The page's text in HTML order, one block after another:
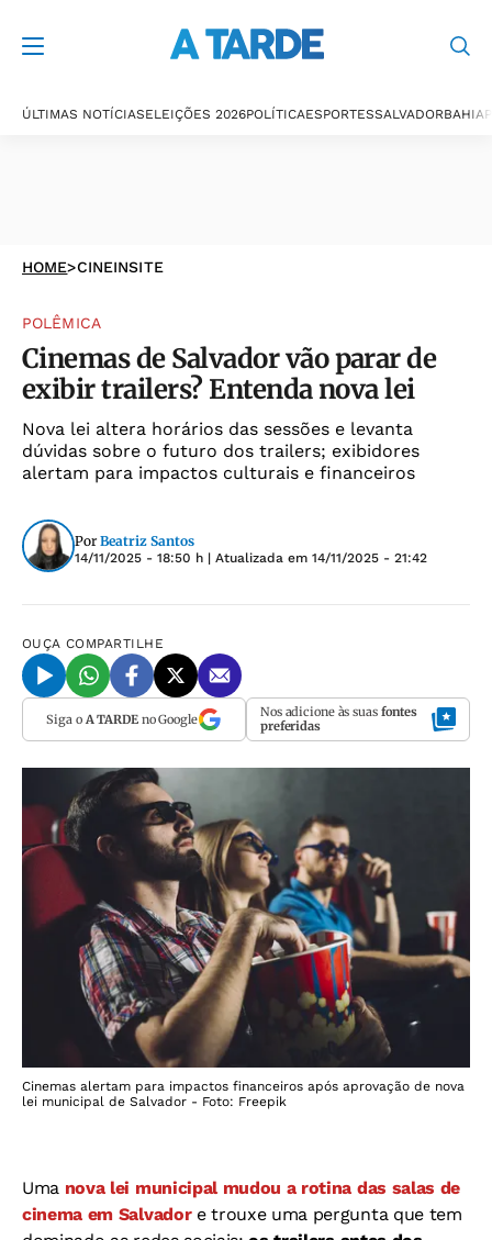
ÚLTIMAS NOTÍCIASELEIÇÕES 2026POLÍTICAESPORTESSALVADORBAHIA
HOME>CINEINSITE
POLÊMICA
Cinemas de Salvador vão parar de
exibir trailers? Entenda nova lei
Nova lei altera horários das sessões e levanta
dúvidas sobre o futuro dos trailers; exibidores
alertam para impactos culturais e financeiros
Por Beatriz Santos
14/11/2025 - 18:50 h | Atualizada em 14/11/2025 - 21:42
OUÇA COMPARTILHE
Siga o A TARDEno Google Nos adicione às suas fontes
preferidas
Cinemas alertam para impactos financeiros após aprovação de nova
lei municipal de Salvador - Foto: Freepik
Uma nova lei municipal mudou a rotina das salas de
cinema em Salvadore trouxe uma pergunta que tem